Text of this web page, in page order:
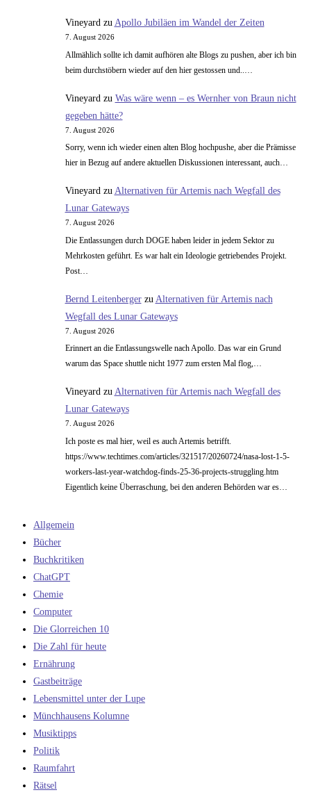
Vineyardzu Apollo Jubiläen im Wandel der Zeiten
7. August 2026
Allmählich sollte ich damit aufhören alte Blogs zu pushen, aber ich bin
beim durchstöbern wieder auf den hier gestossen und..…
Vineyard zu Was wäre wenn – es Wernher von Braun nicht
gegeben hätte?
7. August 2026
Sorry, wenn ich wieder einen alten Blog hochpushe, aber die Prämisse
hier in Bezug auf andere aktuellen Diskussionen interessant, auch…
Vineyardzu Alternativen für Artemis nach Wegfall des
Lunar Gateways
7. August 2026
Die Entlassungen durch DOGE haben leider in jedem Sektor zu
Mehrkosten geführt. Es war halt ein Ideologie getriebendes Projekt.
Post…
Bernd Leitenbergerzu Alternativen für Artemis nach
Wegfall des Lunar Gateways
7. August 2026
Erinnert an die Entlassungswelle nach Apollo. Das war ein Grund
warum das Space shuttle nicht 1977 zum ersten Mal flog,…
Vineyardzu Alternativen für Artemis nach Wegfall des
Lunar Gateways
7. August 2026
Ich poste es mal hier, weil es auch Artemis betrifft.
https://www.techtimes.com/articles/321517/20260724/nasa-lost-1-5-
workers-last-year-watchdog-finds-25-36-projects-struggling.htm
Eigentlich keine Überraschung, bei den anderen Behörden war es…
Allgemein
Bücher
Buchkritiken
ChatGPT
Chemie
Computer
Die Glorreichen 10
Die Zahl für heute
Ernährung
Gastbeiträge
Lebensmittel unter der Lupe
Münchhausens Kolumne
Musiktipps
Politik
Raumfahrt
Rätsel